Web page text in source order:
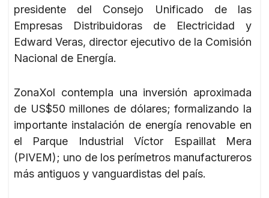
presidente del Consejo Unificado de las
Empresas Distribuidoras de Electricidad y
Edward Veras, director ejecutivo de la Comisión
Nacional de Energía.
ZonaXol contempla una inversión aproximada
de US$50 millones de dólares; formalizando la
importante instalación de energía renovable en
el Parque Industrial Víctor Espaillat Mera
(PIVEM); uno de los perímetros manufactureros
más antiguos y vanguardistas del país.